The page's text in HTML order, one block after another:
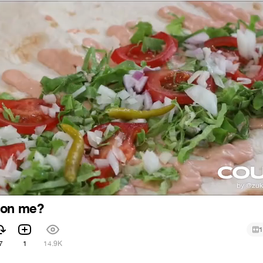
me?
1 14.9K
1